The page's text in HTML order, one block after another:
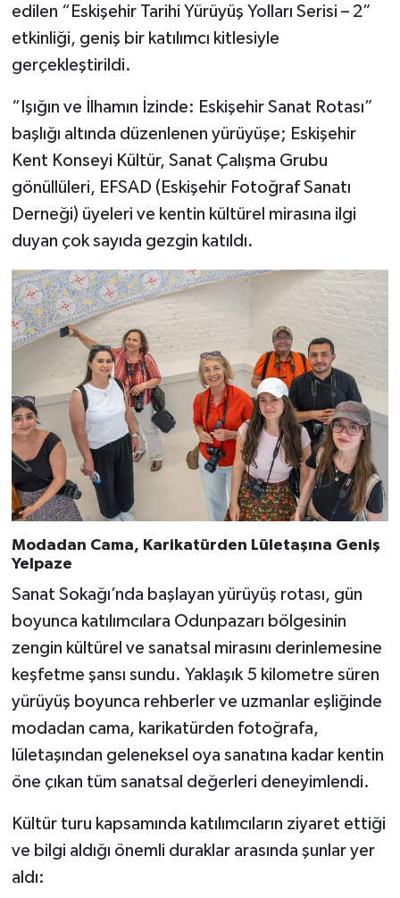
edilen “Eskişehir Tarihi Yürüyüş Yolları Serisi – 2”
etkinliği, geniş bir katılımcı kitlesiyle
gerçekleştirildi.
“Işığın ve İlhamın İzinde: Eskişehir Sanat Rotası”
başlığı altında düzenlenen yürüyüşe; Eskişehir
Kent Konseyi Kültür, Sanat Çalışma Grubu
gönüllüleri, EFSAD (Eskişehir Fotoğraf Sanatı
Derneği) üyeleri ve kentin kültürel mirasına ilgi
duyan çok sayıda gezgin katıldı.
Modadan Cama, Karikatürden Lületaşına Geniş
Yelpaze
Sanat Sokağı’nda başlayan yürüyüş rotası, gün
boyunca katılımcılara Odunpazarı bölgesinin
zengin kültürel ve sanatsal mirasını derinlemesine
keşfetme şansı sundu. Yaklaşık 5 kilometre süren
yürüyüş boyunca rehberler ve uzmanlar eşliğinde
modadan cama, karikatürden fotoğrafa,
lületaşından geleneksel oya sanatına kadar kentin
öne çıkan tüm sanatsal değerleri deneyimlendi.
Kültür turu kapsamında katılımcıların ziyaret ettiği
ve bilgi aldığı önemli duraklar arasında şunlar yer
aldı: